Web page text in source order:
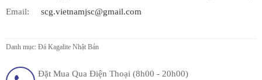
Email: scg.vietnamjsc@gmail.com
Danh mục: Đá Kagalite Nhật Bản
Đặt Mua Qua Điện Thoại (8h00 - 20h00)